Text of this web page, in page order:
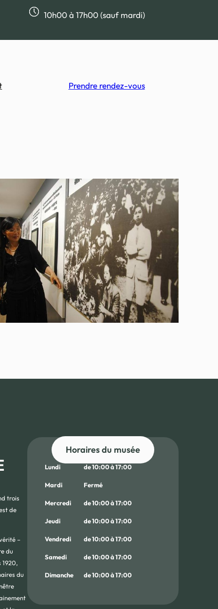
10h00 à 17h00 (sauf mardi)
Prendre rendez-vous
trois
de
–
du
1920,
du
Horaires du musée
Lundi
Mardi
Mercredi
Jeudi
Vendredi
Samedi
Dimanche
de 10:00 à 17:00
Fermé
de 10:00 à 17:00
de 10:00 à 17:00
de 10:00 à 17:00
de 10:00 à 17:00
de 10:00 à 17:00